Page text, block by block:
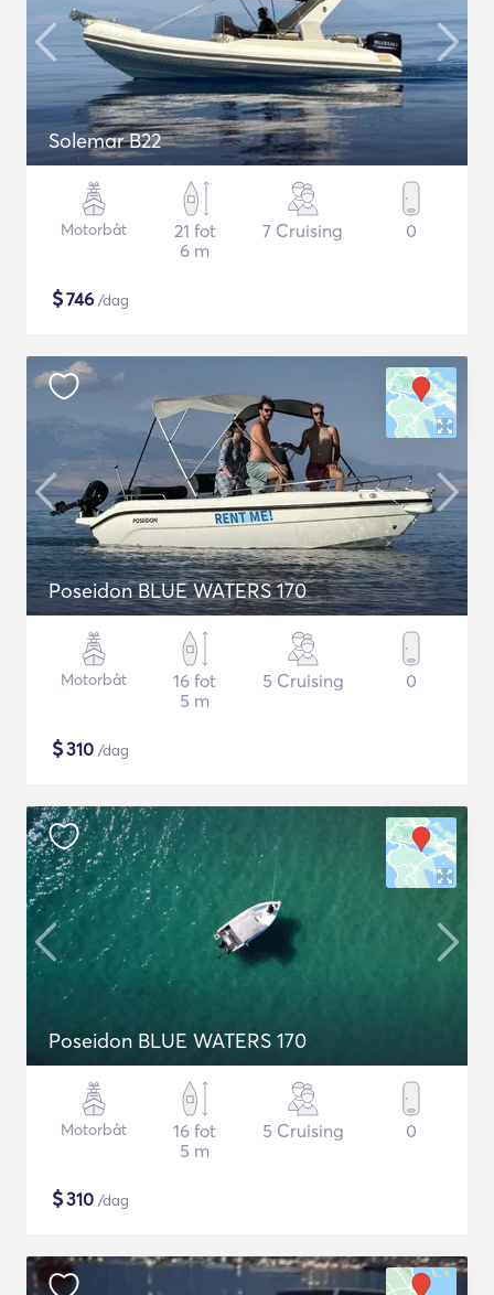
Solemar B22
Motorbåt
21 fot
6 m
7 Cruising 0
$746 /dag
Poseidon BLUE WATERS 170
Motorbåt
16 fot
5 m
5 Cruising 0
$310 /dag
Poseidon BLUE WATERS 170
Motorbåt
16 fot
5 m
5 Cruising 0
$310 /dag